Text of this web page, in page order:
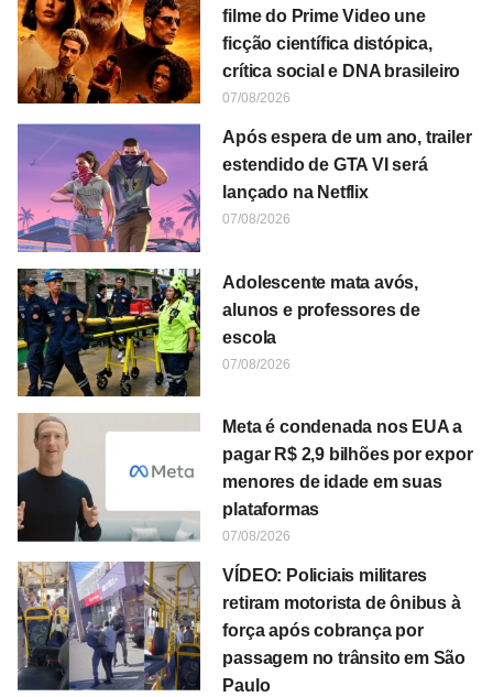
filme do Prime Video une
ficção científica distópica,
crítica social e DNA brasileiro
07/08/2026
Após espera de um ano, trailer
estendido de GTA VI será
lançado na Netflix
07/08/2026
Adolescente mata avós,
alunos e professores de
escola
07/08/2026
Meta é condenada nos EUA a
pagar R$ 2,9 bilhões por expor
menores de idade em suas
plataformas
07/08/2026
VÍDEO: Policiais militares
retiram motorista de ônibus à
força após cobrança por
passagem no trânsito em São
Paulo